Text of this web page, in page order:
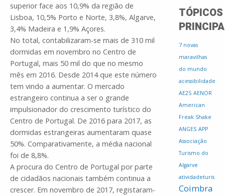
superior face aos 10,9% da região de
Lisboa, 10,5% Porto e Norte, 3,8%, Algarve,
3,4% Madeira e 1,9% Açores.
No total, contabilizaram-se mais de 310 mil
dormidas em novembro no Centro de
Portugal, mais 50 mil do que no mesmo
mês em 2016. Desde 2014 que este número
tem vindo a aumentar. O mercado
estrangeiro continua a ser o grande
impulsionador do crescimento turístico do
Centro de Portugal. De 2016 para 2017, as
dormidas estrangeiras aumentaram quase
50%. Comparativamente, a média nacional
foi de 8,8%.
A procura do Centro de Portugal por parte
de cidadãos nacionais também continua a
crescer. Em novembro de 2017, registaram-
TÓPICOS
7 novas
maravilhas
do mundo
acessibilidade
AE2S AENOR
American
Freak Shake
ANGES APP
Associação
Turismo do
Algarve
atividadeturis
Coimbra